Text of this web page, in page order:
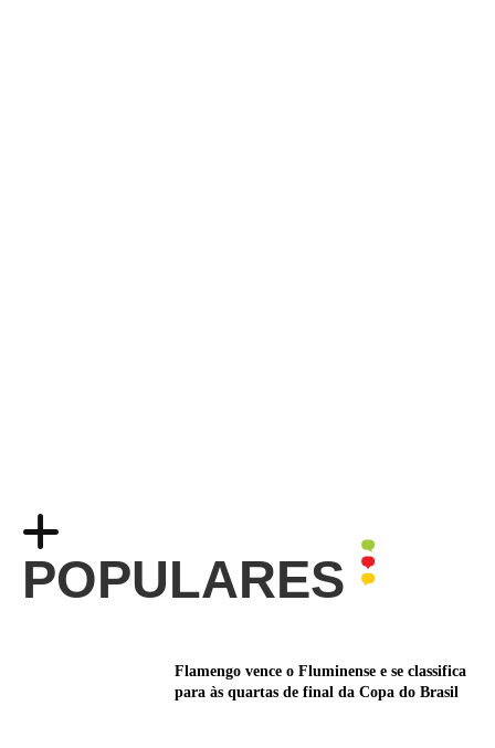
POPULARES
Flamengo vence o Fluminense e se classifica
para às quartas de final da Copa do Brasil